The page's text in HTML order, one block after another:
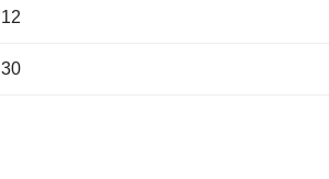
12
30